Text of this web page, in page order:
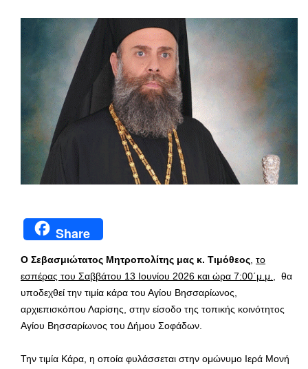
Share
Ο Σεβασμιώτατος Μητροπολίτης μας κ. Τιμόθεος, το
εσπέρας του Σαββάτου 13 Ιουνίου 2026 και ώρα 7:00΄μ.μ., θα
υποδεχθεί την τιμία κάρα του Αγίου Βησσαρίωνος,
αρχιεπισκόπου Λαρίσης, στην είσοδο της τοπικής κοινότητος
Αγίου Βησσαρίωνος του Δήμου Σοφάδων.
Την τιμία Κάρα, η οποία φυλάσσεται στην ομώνυμο Ιερά Μονή